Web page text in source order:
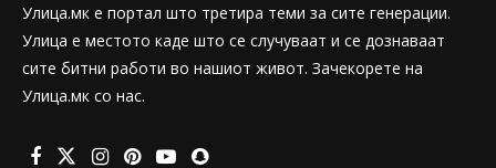
Улица.мк е портал што третира теми за сите генерации.
Улица е местото каде што се случуваат и се дознаваат
сите битни работи во нашиот живот. Зачекорете на
Улица.мк со нас.